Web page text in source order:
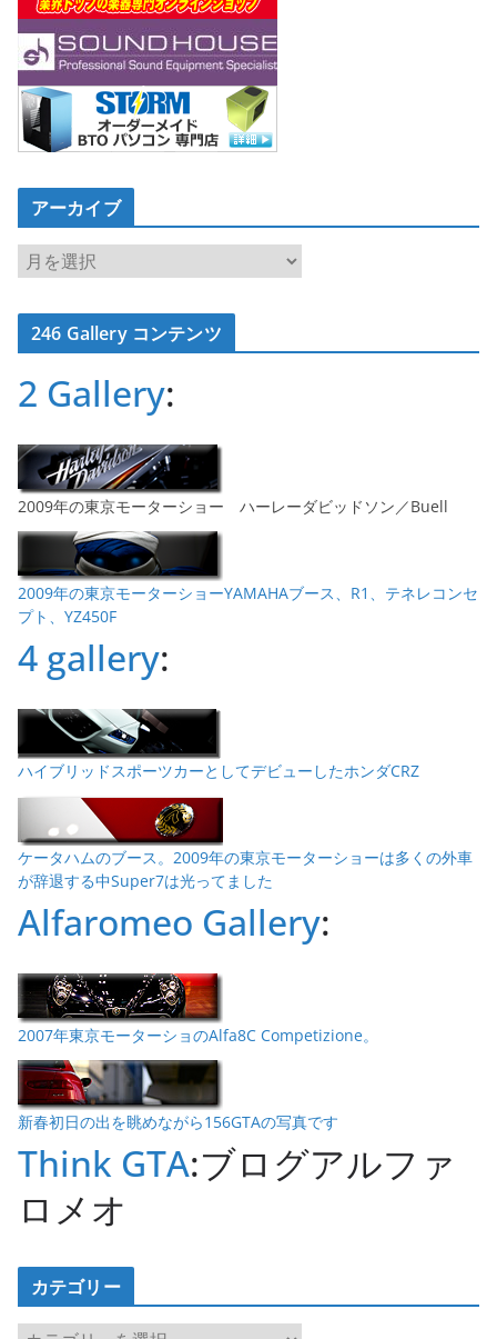
アーカイブ
ア
ー
カ
イ246 Gallery コンテンツ
2 Gallery:
2009年の東京モーターショー ハーレーダビッドソン／Buell
2009年の東京モーターショーYAMAHAブース、R1、テネレコンセ
プト、YZ450F
4 gallery:
ハイブリッドスポーツカーとしてデビューしたホンダCRZ
ケータハムのブース。2009年の東京モーターショーは多くの外車
が辞退する中Super7は光ってました
Alfaromeo Gallery:
2007年東京モーターショのAlfa8C Competizione。
新春初日の出を眺めながら156GTAの写真です
Think GTA:ブログアルファ
ロメオ
カテゴリー